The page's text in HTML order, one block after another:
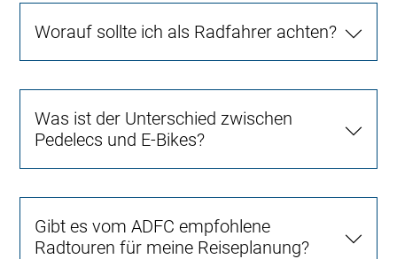
Worauf sollte ich als Radfahrer achten?
Was ist der Unterschied zwischen
Pedelecs und E-Bikes?
Gibt es vom ADFC empfohlene
Radtouren für meine Reiseplanung?